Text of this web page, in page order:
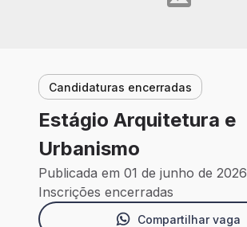
Candidaturas encerradas
Estágio Arquitetura e
Urbanismo
Publicada em 01 de junho de 2026
Inscrições encerradas
Compartilhar vaga